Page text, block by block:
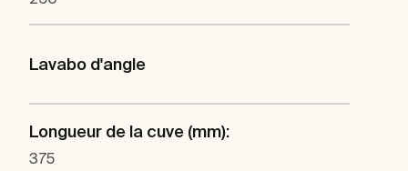
Lavabo d'angle
Longueur de la cuve (mm):
375